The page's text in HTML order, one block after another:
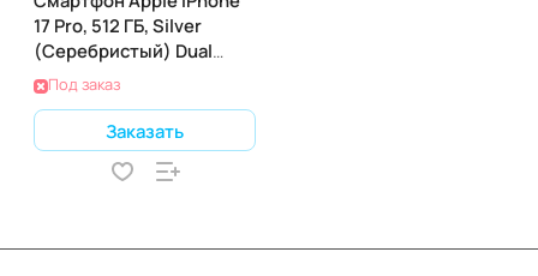
17 Pro, 512 ГБ, Silver
(Серебристый) Dual
nano SIM
Под заказ
Заказать